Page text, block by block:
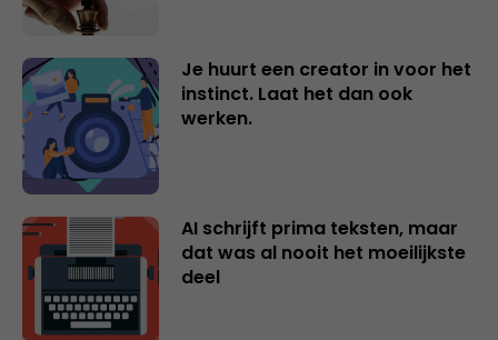
Je huurt een creator in voor het
instinct. Laat het dan ook
werken.
AI schrijft prima teksten, maar
dat was al nooit het moeilijkste
deel